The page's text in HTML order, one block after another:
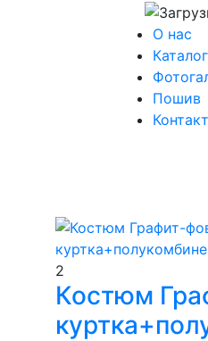
О нас
Каталог
Пошив
2
Костюм